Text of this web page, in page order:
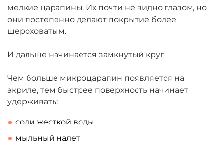
мелкие царапины. Их почти не видно глазом, но
они постепенно делают покрытие более
шероховатым.
И дальше начинается замкнутый круг.
Чем больше микроцарапин появляется на
акриле, тем быстрее поверхность начинает
удерживать:
соли жесткой воды
мыльный налет